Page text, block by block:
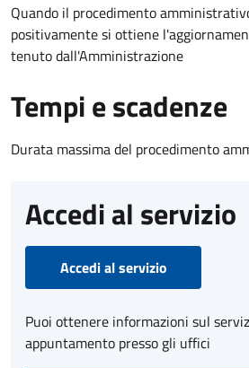
Quando il procedimento
positivamente si ottiene
tenuto dall'Amministrazione
Tempi e scadenze
Durata massima del procedimento
Accedi al servizio
Accedi al servizio
Puoi ottenere informazioni sul
appuntamento presso gli uffici